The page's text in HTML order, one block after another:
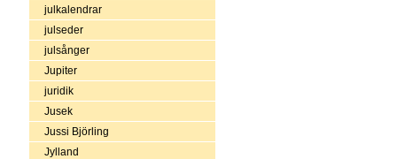
julkalendrar
julseder
julsånger
Jupiter
juridik
Jusek
Jussi Björling
Jylland